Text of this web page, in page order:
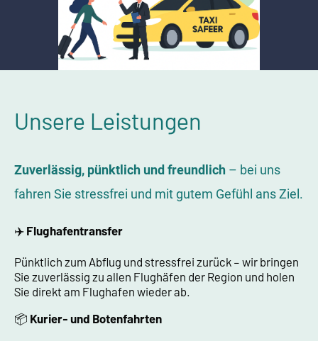
Unsere Leistungen
Zuverlässig, pünktlich und freundlich – bei uns
fahren Sie stressfrei und mit gutem Gefühl ans Ziel.
✈️ Flughafentransfer
Pünktlich zum Abflug und stressfrei zurück – wir bringen
Sie zuverlässig zu allen Flughäfen der Region und holen
Sie direkt am Flughafen wieder ab.
📦 Kurier- und Botenfahrten